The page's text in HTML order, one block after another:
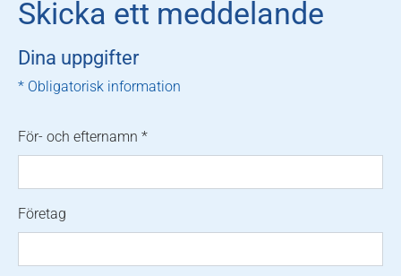
Skicka ett meddelande
Dina uppgifter
* Obligatorisk information
För- och efternamn *
Företag